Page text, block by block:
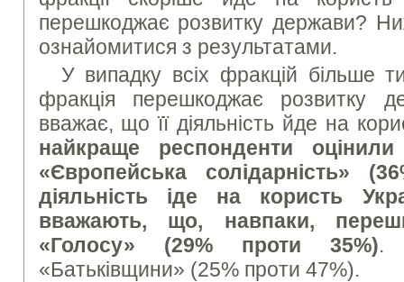
перешкоджає розвитку держави?
ознайомитися з результатами.
У випадку всіх фракцій більше
фракція перешкоджає розвитку
вважає, що її діяльність йде на
найкраще респонденти оцінили
«Європейська солідарність»
діяльність іде на користь
вважають, що, навпаки,
«Голосу» (29% проти 35%).
«Батьківщини» (25% проти 47%).